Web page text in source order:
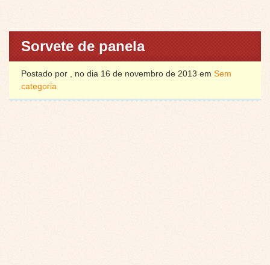
Sorvete de panela
Postado por , no dia 16 de novembro de 2013 em Sem
categoria